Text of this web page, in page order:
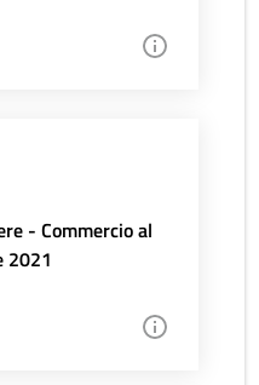
- Commercio al
2021